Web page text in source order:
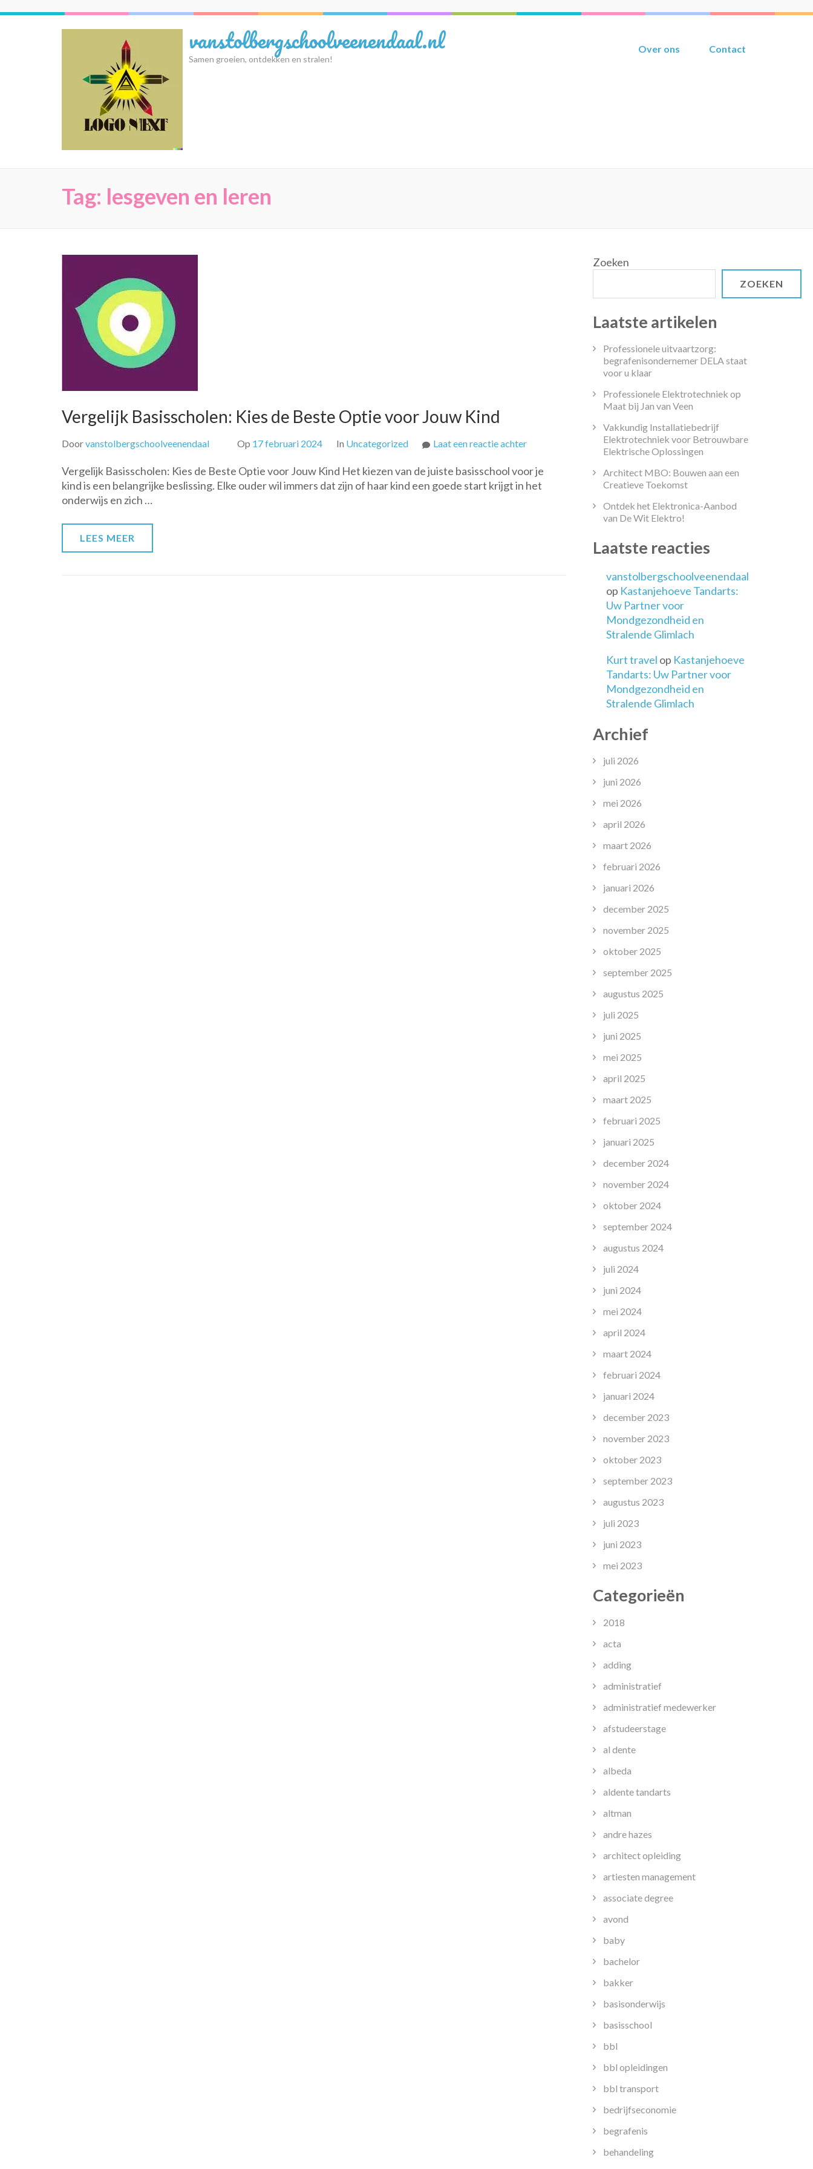
vanstolbergschoolveenendaal.nl
Samen groeien, ontdekken en stralen!
Over ons Contact
Tag: lesgeven en leren
Vergelijk Basisscholen: Kies de Beste Optie voor Jouw Kind
Doorvanstolbergschoolveenendaal Op 17 februari 2024 In Uncategorized Laat een reactie achterop
Basisscholen:
Kies
Vergelijk Basisscholen: Kies de Beste Optie voor Jouw Kind Het kiezen van de juiste basisschool voor je
kind is een belangrijke beslissing. Elke ouder wil immers dat zijn of haar kind een goede start krijgt in het
onderwijs en zich …
LEES MEER
Zoeken
ZOEKEN
Laatste artikelen
Professionele uitvaartzorg:
begrafenisondernemer DELA staat
voor u klaar
Professionele Elektrotechniek op
Maat bij Jan van Veen
Vakkundig Installatiebedrijf
Elektrotechniek voor Betrouwbare
Elektrische Oplossingen
Architect MBO: Bouwen aan een
Creatieve Toekomst
Ontdek het Elektronica-Aanbod
van De Wit Elektro!
Laatste reacties
vanstolbergschoolveenendaal
op Kastanjehoeve Tandarts:
Uw Partner voor
Mondgezondheid en
Stralende Glimlach
Kurt travel op Kastanjehoeve
Tandarts: Uw Partner voor
Mondgezondheid en
Stralende Glimlach
Archief
juli 2026
juni 2026
mei 2026
april 2026
maart 2026
februari 2026
januari 2026
december 2025
november 2025
oktober 2025
september 2025
augustus 2025
juli 2025
juni 2025
mei 2025
april 2025
maart 2025
februari 2025
januari 2025
december 2024
november 2024
oktober 2024
september 2024
augustus 2024
juli 2024
juni 2024
mei 2024
april 2024
maart 2024
februari 2024
januari 2024
december 2023
november 2023
oktober 2023
september 2023
augustus 2023
juli 2023
juni 2023
mei 2023
Categorieën
2018
acta
adding
administratief
administratief medewerker
afstudeerstage
al dente
albeda
aldente tandarts
altman
andre hazes
architect opleiding
artiesten management
associate degree
avond
baby
bachelor
bakker
basisonderwijs
basisschool
bbl
bbl opleidingen
bbl transport
bedrijfseconomie
begrafenis
behandeling